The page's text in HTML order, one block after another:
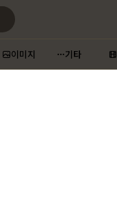
이미지 기타